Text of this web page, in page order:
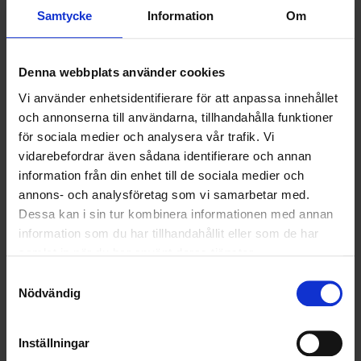
Samtycke Information Om
Denna webbplats använder cookies
Vi använder enhetsidentifierare för att anpassa innehållet
och annonserna till användarna, tillhandahålla funktioner
för sociala medier och analysera vår trafik. Vi
vidarebefordrar även sådana identifierare och annan
information från din enhet till de sociala medier och
annons- och analysföretag som vi samarbetar med.
Dessa kan i sin tur kombinera informationen med annan
information som du har tillhandahållit eller som de har
Nödvändig
Inställningar
LÄS MER
Ohlssons vann nyligen entreprenaden för
insamling av hushållsavfall i Staffanstorp.
LÄS MER
< 1 2 >
ALLA
HÅLLBARHET